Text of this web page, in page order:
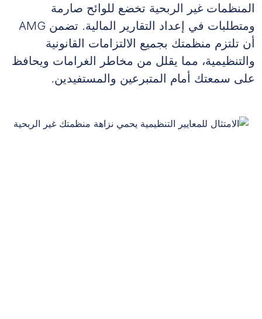
المنظمات غير الربحية تخضع للوائح صارمة
ومتطلبات في إعداد التقارير المالية. تضمن AMG
أن تلتزم منظمتك بجميع الالتزامات القانونية
والتنظيمية، مما يقلل من مخاطر الغرامات ويحافظ
على سمعتك أمام المتبرعين والمستفيدين.